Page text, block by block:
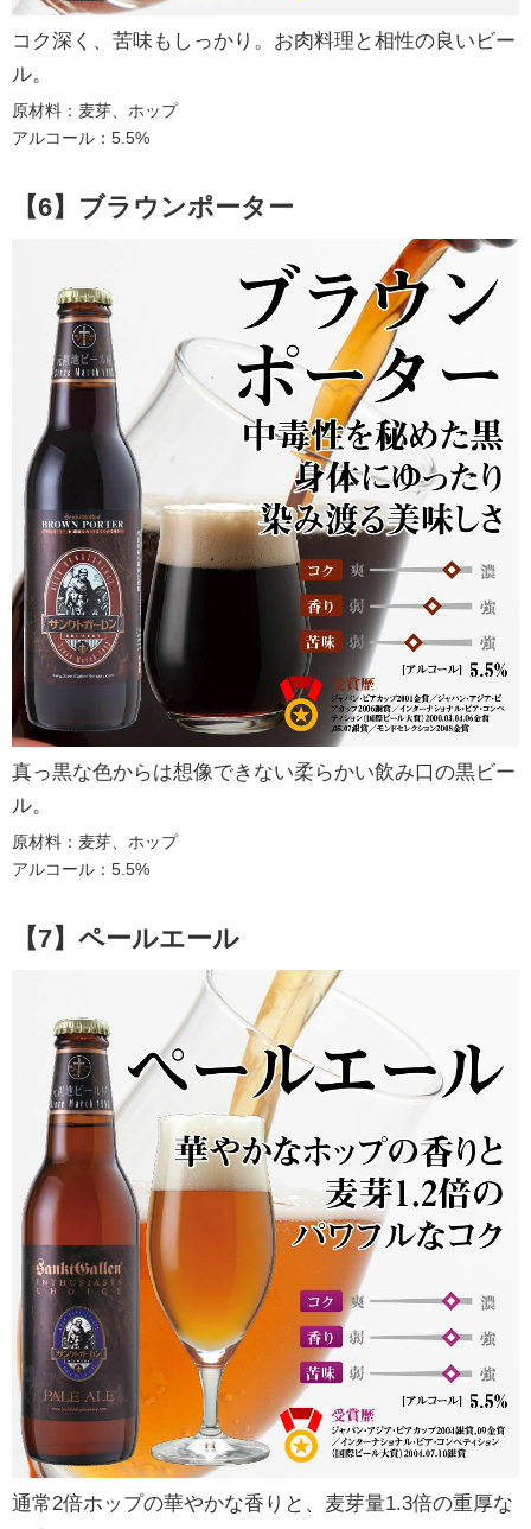
コク深く、苦味もしっかり。お肉料理と相性の良いビー
ル。
原材料：麦芽、ホップ
アルコール：5.5%
【6】ブラウンポーター
真っ黒な色からは想像できない柔らかい飲み口の黒ビー
ル。
原材料：麦芽、ホップ
アルコール：5.5%
【7】ペールエール
通常2倍ホップの華やかな香りと、麦芽量1.3倍の重厚な